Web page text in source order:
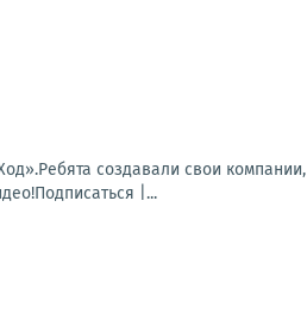
создавали свои
|...